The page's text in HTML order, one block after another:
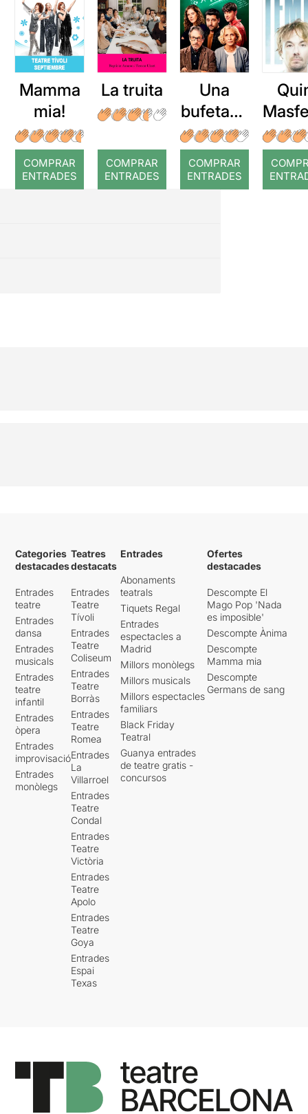
Mamma
mia!
COMPRAR
ENTRADES
La truita
COMPRAR
ENTRADES
Una
bufetada
a temps
COMPRAR
ENTRADES
r:
Categories
destacades
Entrades
teatre
Entrades
dansa
Entrades
musicals
Entrades
teatre
infantil
Entrades
òpera
Entrades
improvisació
Entrades
monòlegs
Teatres
destacats
Entrades
Teatre
Tívoli
Entrades
Teatre
Coliseum
Entrades
Teatre
Borràs
Entrades
Teatre
Romea
Entrades
La
Villarroel
Entrades
Teatre
Condal
Entrades
Teatre
Victòria
Entrades
Teatre
Apolo
Entrades
Teatre
Goya
Entrades
Espai
Texas
Entrades
Abonaments
teatrals
Tiquets Regal
Entrades
espectacles a
Madrid
Millors monòlegs
Millors musicals
Millors espectacles
familiars
Black Friday
Teatral
Guanya entrades
de teatre gratis -
concursos
Ofertes
destacades
Descompte El
Mago Pop 'Nada
es imposible'
Descompte Ànima
Descompte
Mamma mia
Descompte
Germans de sang